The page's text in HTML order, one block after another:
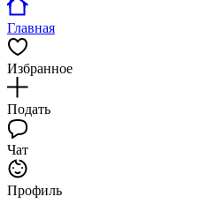
Главная
Избранное
Подать
Чат
Профиль